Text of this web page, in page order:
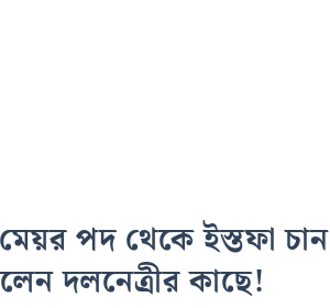
পদ থেকে ইস্তফা চান
দলনেত্রীর কাছে!